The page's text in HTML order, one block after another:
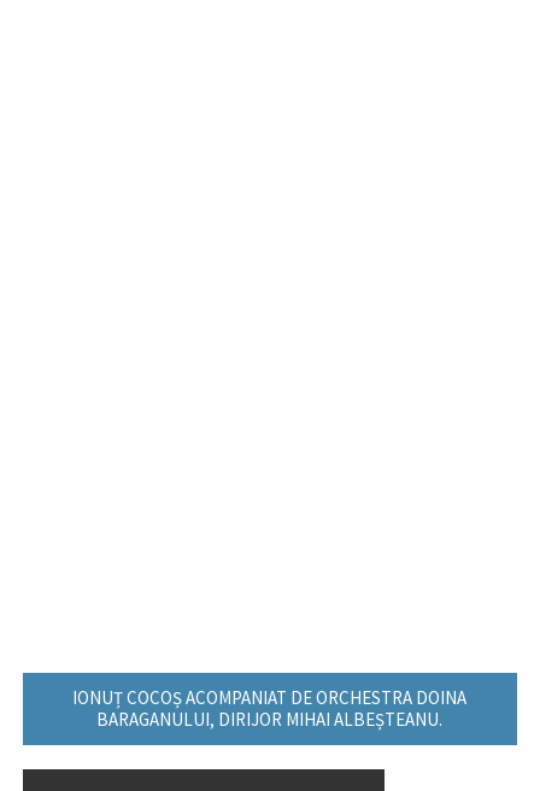
IONUȚ COCOȘ ACOMPANIAT DE ORCHESTRA DOINA
BARAGANULUI, DIRIJOR MIHAI ALBEȘTEANU.